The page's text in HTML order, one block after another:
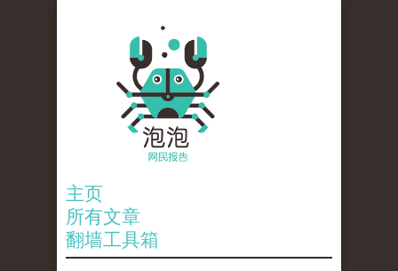
主页
所有文章
翻墙工具箱